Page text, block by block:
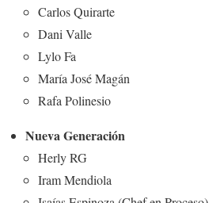
Carlos Quirarte
Dani Valle
Lylo Fa
María José Magán
Rafa Polinesio
Nueva Generación
Herly RG
Iram Mendiola